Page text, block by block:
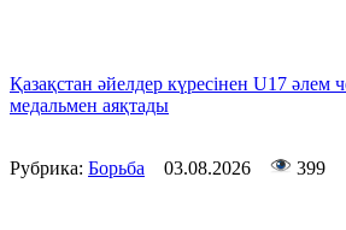
Қазақстан әйелдер күресінен U17 әлем
медальмен аяқтады
Рубрика: Борьба 03.08.2026 399